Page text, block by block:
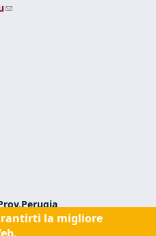
(link sends e-mail)
la migliore